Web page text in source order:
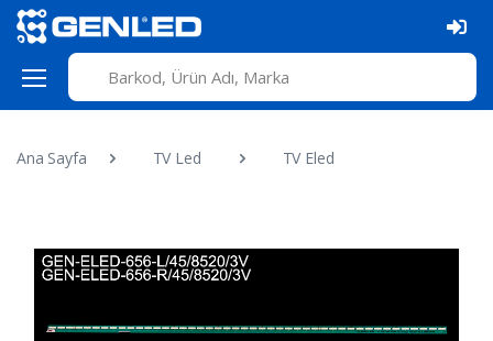
Ana Sayfa TV Led TV Eled